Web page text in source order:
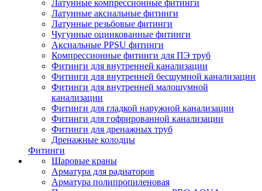
Латунные компрессионные фитинги
Латунные аксиальные фитинги
Латунные резьбовые фитинги
Чугунные оцинкованные фитинги
Аксиальные PPSU фитинги
Компрессионные фитинги для ПЭ труб
Фитинги для внутренней канализации
Фитинги для внутренней бесшумной канализации
Фитинги для внутренней малошумной
канализации
Фитинги для гладкой наружной канализации
Фитинги для гофрированной канализации
Фитинги для дренажных труб
Дренажные колодцы
Фитинги
Шаровые краны
Арматура для радиаторов
Арматура полипропиленовая